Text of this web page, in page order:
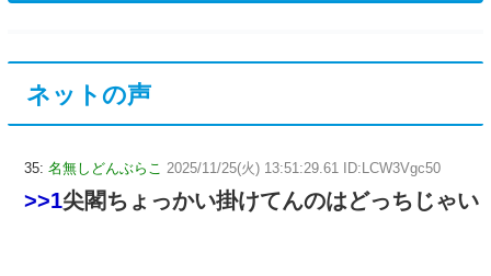
ネットの声
35: 名無しどんぶらこ 2025/11/25(火) 13:51:29.61 ID:LCW3Vgc50
>>1尖閣ちょっかい掛けてんのはどっちじゃい